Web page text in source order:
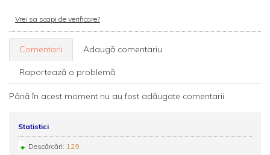
Vrei sa scapi de verificare?
Comentarii Adaugă comentariu
Raportează o problemă
Până în acest moment nu au fost adăugate comentarii.
Statistici
Descărcări: 129